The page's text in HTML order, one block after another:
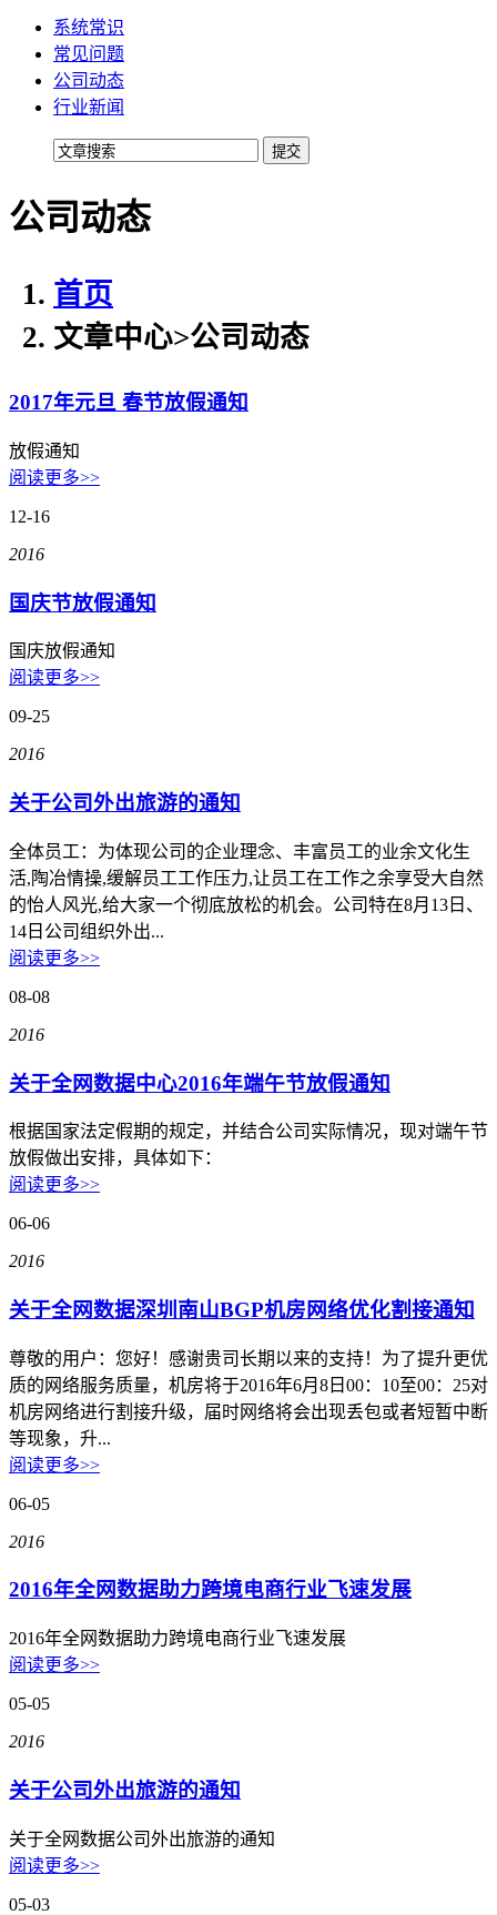
机柜租用
BGP机柜租用
自建T4级别数据中心
双线机柜租用
电信机柜租用
电信直营数据中心
移动机柜租用
移动T4级数据中心
企业邮局
权威安全认证
数据备份
企业专线上网
快速部署组网
超融合
大企业首选
定制跨境加速
数据中心
华南BGP机房
深圳龙华观澜机房
广州天河信息港机房
国家级的网络灾备数据中心
华南电信机房
华南双线机房
深圳龙华清湖机房
FIL/CHIA/BZZ首选机房
香港NTT机房
系统常识
常见问题
公司动态
行业新闻
公司动态
首页
文章中心>公司动态
2017年元旦 春节放假通知
放假通知
阅读更多>>
12-16
2016
国庆节放假通知
国庆放假通知
阅读更多>>
09-25
2016
关于公司外出旅游的通知
全体员工：为体现公司的企业理念、丰富员工的业余文化生
活,陶冶情操,缓解员工工作压力,让员工在工作之余享受大自然
的怡人风光,给大家一个彻底放松的机会。公司特在8月13日、
14日公司组织外出...
阅读更多>>
08-08
2016
关于全网数据中心2016年端午节放假通知
根据国家法定假期的规定，并结合公司实际情况，现对端午节
放假做出安排，具体如下：
阅读更多>>
06-06
2016
关于全网数据深圳南山BGP机房网络优化割接通知
尊敬的用户：您好！感谢贵司长期以来的支持！为了提升更优
质的网络服务质量，机房将于2016年6月8日00：10至00：25对
机房网络进行割接升级，届时网络将会出现丢包或者短暂中断
等现象，升...
阅读更多>>
06-05
2016
2016年全网数据助力跨境电商行业飞速发展
2016年全网数据助力跨境电商行业飞速发展
阅读更多>>
05-05
2016
关于公司外出旅游的通知
关于全网数据公司外出旅游的通知
阅读更多>>
05-03